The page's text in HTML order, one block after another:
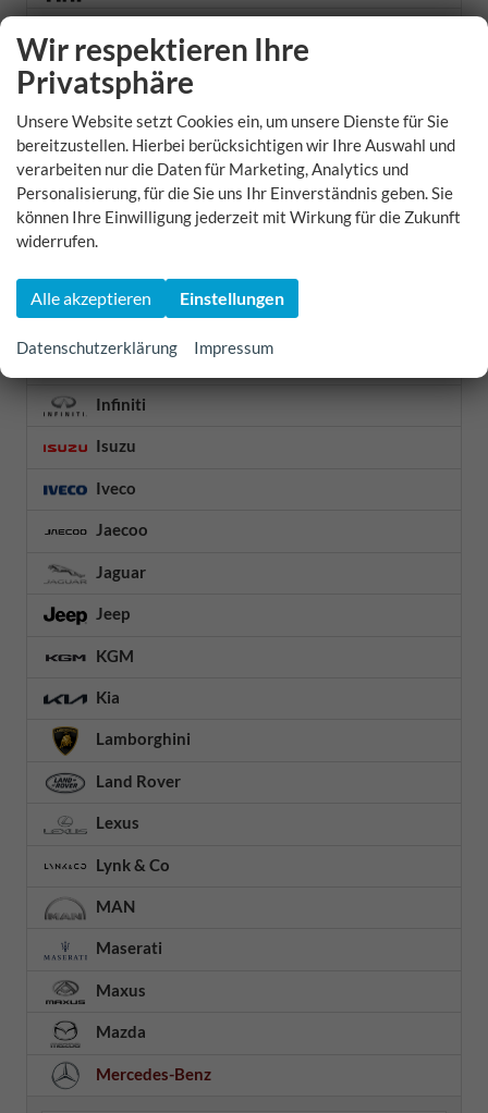
Forthing
Foton
Futura
Geely
Genesis
GWM
Honda
Infiniti
Isuzu
Iveco
Jaecoo
Jaguar
Jeep
KGM
Kia
Lamborghini
Land Rover
Lexus
Lynk & Co
MAN
Maserati
Maxus
Mazda
Mercedes-Benz
Wir respektieren Ihre
Privatsphäre
Unsere Website setzt Cookies ein, um unsere Dienste für Sie
bereitzustellen. Hierbei berücksichtigen wir Ihre Auswahl und
verarbeiten nur die Daten für Marketing, Analytics und
Personalisierung, für die Sie uns Ihr Einverständnis geben. Sie
können Ihre Einwilligung jederzeit mit Wirkung für die Zukunft
widerrufen.
Alle akzeptieren Einstellungen
Datenschutzerklärung Impressum